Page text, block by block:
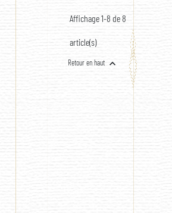
Affichage 1-8 de 8
article(s)
Retour en haut 